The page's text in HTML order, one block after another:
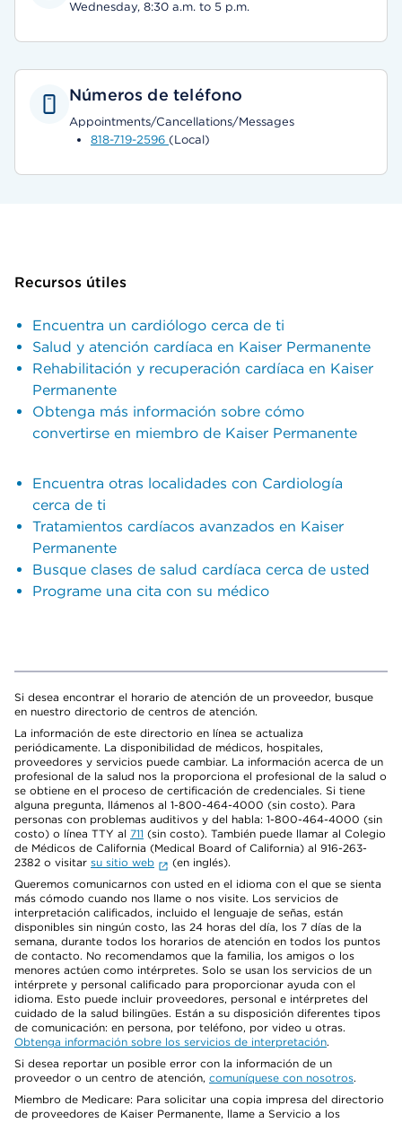
Wednesday, 8:30 a.m. to 5 p.m.
Números de teléfono
Appointments/Cancellations/Messages
818-719-2596 (Local)
Recursos útiles
Encuentra un cardiólogo cerca de ti
Salud y atención cardíaca en Kaiser Permanente
Rehabilitación y recuperación cardíaca en Kaiser
Permanente
Obtenga más información sobre cómo
convertirse en miembro de Kaiser Permanente
Encuentra otras localidades con Cardiología
cerca de ti
Tratamientos cardíacos avanzados en Kaiser
Permanente
Busque clases de salud cardíaca cerca de usted
Programe una cita con su médico
Si desea encontrar el horario de atención de un proveedor, busque
en nuestro directorio de centros de atención.
La información de este directorio en línea se actualiza
periódicamente. La disponibilidad de médicos, hospitales,
proveedores y servicios puede cambiar. La información acerca de un
profesional de la salud nos la proporciona el profesional de la salud o
se obtiene en el proceso de certificación de credenciales. Si tiene
alguna pregunta, llámenos al 1-800-464-4000 (sin costo). Para
personas con problemas auditivos y del habla: 1-800-464-4000 (sin
costo) o línea TTY al 711 (sin costo). También puede llamar al Colegio
de Médicos de California (Medical Board of California) al 916-263-
2382 o visitar su sitio web
(en inglés).
Queremos comunicarnos con usted en el idioma con el que se sienta
más cómodo cuando nos llame o nos visite. Los servicios de
interpretación calificados, incluido el lenguaje de señas, están
disponibles sin ningún costo, las 24 horas del día, los 7 días de la
semana, durante todos los horarios de atención en todos los puntos
de contacto. No recomendamos que la familia, los amigos o los
menores actúen como intérpretes. Solo se usan los servicios de un
intérprete y personal calificado para proporcionar ayuda con el
idioma. Esto puede incluir proveedores, personal e intérpretes del
cuidado de la salud bilingües. Están a su disposición diferentes tipos
de comunicación: en persona, por teléfono, por video u otras.
Obtenga información sobre los servicios de interpretación.
Si desea reportar un posible error con la información de un
proveedor o un centro de atención, comuníquese con nosotros.
Miembro de Medicare: Para solicitar una copia impresa del directorio
de proveedores de Kaiser Permanente, llame a Servicio a los